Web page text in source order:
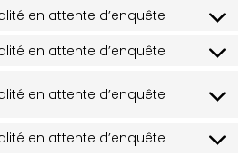
en attente d’enquête
en attente d’enquête
en attente d’enquête
en attente d’enquête